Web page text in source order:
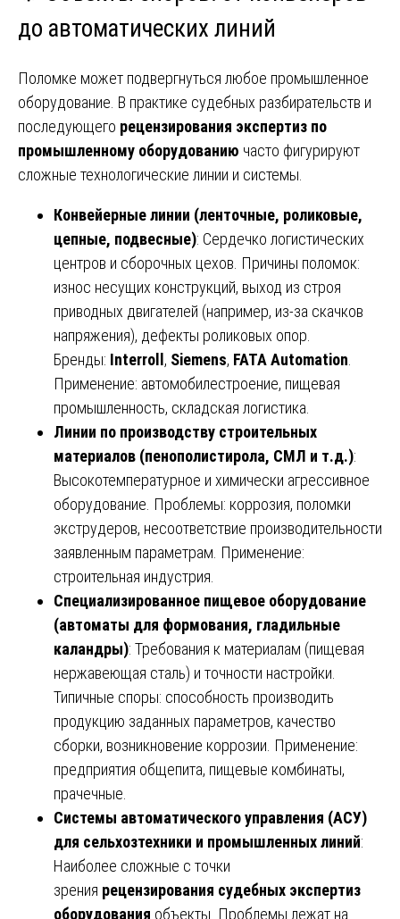
до автоматических линий
Поломке может подвергнуться любое промышленное
оборудование. В практике судебных разбирательств и
последующего рецензирования экспертиз по
промышленному оборудованию часто фигурируют
сложные технологические линии и системы.
Конвейерные линии (ленточные, роликовые,
цепные, подвесные): Сердечко логистических
центров и сборочных цехов. Причины поломок:
износ несущих конструкций, выход из строя
приводных двигателей (например, из-за скачков
напряжения), дефекты роликовых опор.
Бренды: Interroll , Siemens, FATA Automation.
Применение: автомобилестроение, пищевая
промышленность, складская логистика.
Линии по производству строительных
материалов (пенополистирола, СМЛ и т.д.):
Высокотемпературное и химически агрессивное
оборудование. Проблемы: коррозия, поломки
экструдеров, несоответствие производительности
заявленным параметрам. Применение:
строительная индустрия.
Специализированное пищевое оборудование
(автоматы для формования, гладильные
каландры): Требования к материалам (пищевая
нержавеющая сталь) и точности настройки.
Типичные споры: способность производить
продукцию заданных параметров, качество
сборки, возникновение коррозии. Применение:
предприятия общепита, пищевые комбинаты,
прачечные.
Системы автоматического управления (АСУ)
для сельхозтехники и промышленных линий:
Наиболее сложные с точки
зрения рецензирования судебных экспертиз
оборудования объекты. Проблемы лежат на